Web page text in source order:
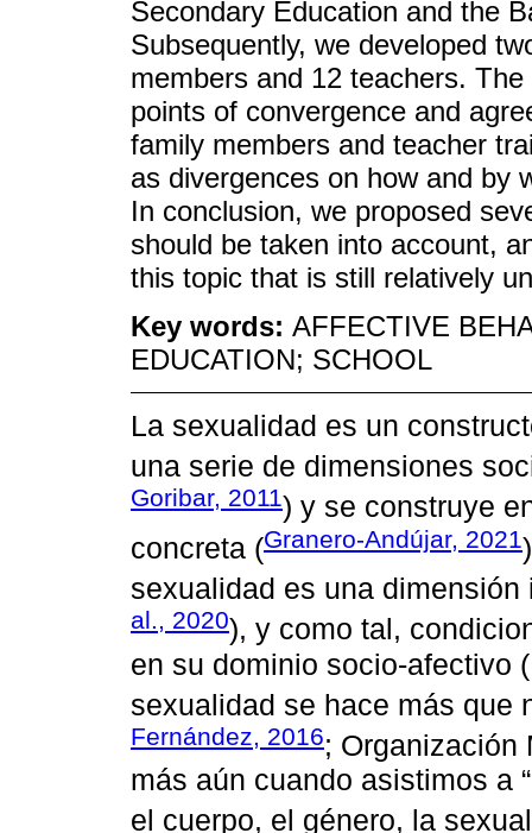
Secondary Education and the
Subsequently, we developed
members and 12 teachers.
points of convergence and
family members and teacher
as divergences on how and by
In conclusion, we proposed
should be taken into account,
this topic that is still relatively
Key words: AFFECTIVE
EDUCATION; SCHOOL
La sexualidad es un
una serie de dimensiones
Goribar, 2011) y se construye
concreta (Granero-Andújar, 2021
sexualidad es una
al., 2020), y como tal,
en su dominio socio-afectivo
sexualidad se hace más que
Fernández, 2016; Organización
más aún cuando asistimos a
el cuerpo, el género, la